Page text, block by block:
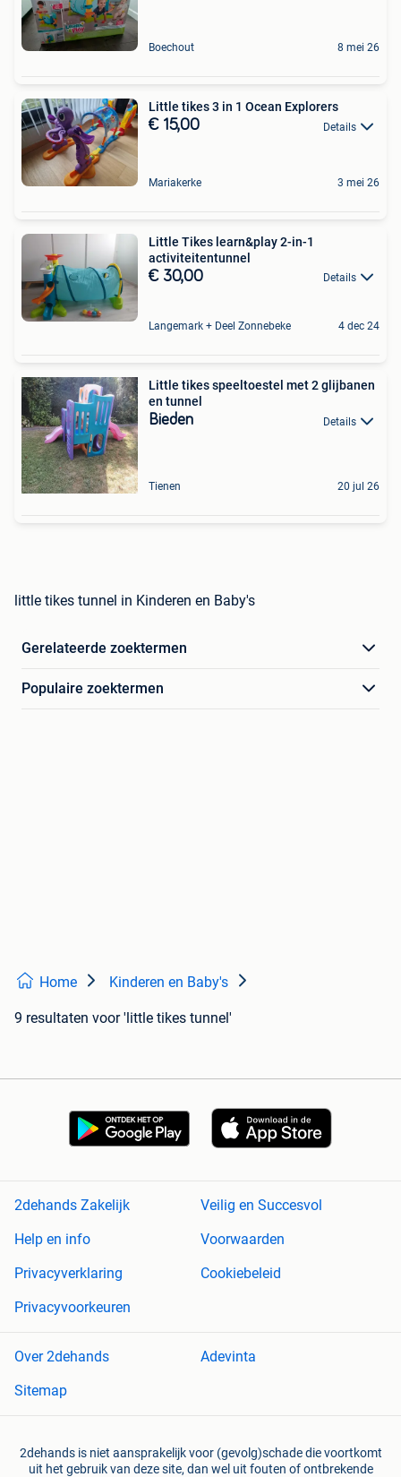
Boechout 8 mei 26
Little tikes 3 in 1 Ocean Explorers
€ 15,00 Details
Mariakerke 3 mei 26
Little Tikes learn&play 2-in-1
activiteitentunnel
€ 30,00 Details
Langemark + Deel Zonnebeke 4 dec 24
Little tikes speeltoestel met 2 glijbanen
en tunnel
Bieden Details
Tienen 20 jul 26
little tikes tunnel in Kinderen en Baby's
Gerelateerde zoektermen
Populaire zoektermen
Home Kinderen en Baby's
9 resultaten voor 'little tikes tunnel'
2dehands Zakelijk
Veilig en Succesvol
Help en info
Voorwaarden
Privacyverklaring
Cookiebeleid
Privacyvoorkeuren
Over 2dehands
Adevinta
Sitemap
2dehands is niet aansprakelijk voor (gevolg)schade die voortkomt
uit het gebruik van deze site, dan wel uit fouten of ontbrekende